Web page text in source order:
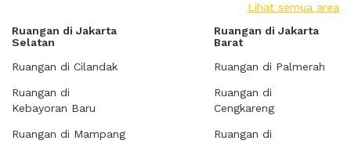
Lihat semua area
Ruangan di Jakarta
Selatan
Ruangan di Cilandak
Ruangan di
Kebayoran Baru
Ruangan di Mampang
Ruangan di Jakarta
Barat
Ruangan di Palmerah
Ruangan di
Cengkareng
Ruangan di